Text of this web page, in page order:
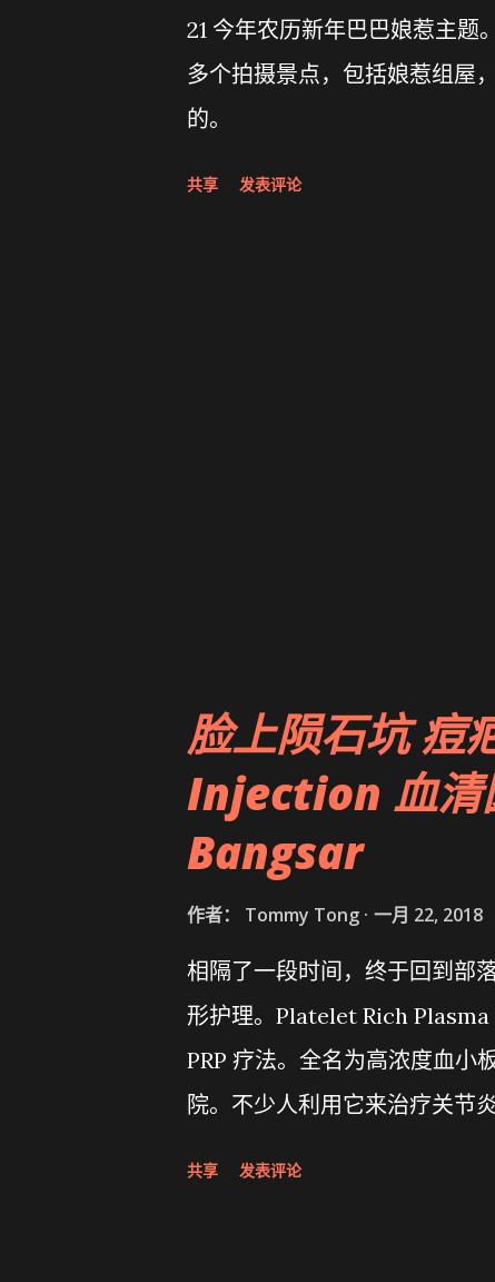
21 今年农历新年巴巴娘惹主题
多个拍摄景点，包括娘惹组屋
的。
共享 发表评论
脸上陨石坑 痘
Injection 血清
Bangsar
作者： Tommy Tong 一月 22, 2018
相隔了一段时间，终于回到部
形护理。Platelet Rich Plasma
PRP 疗法。全名为高浓度血小
院。不少人利用它来治疗关节
共享 发表评论